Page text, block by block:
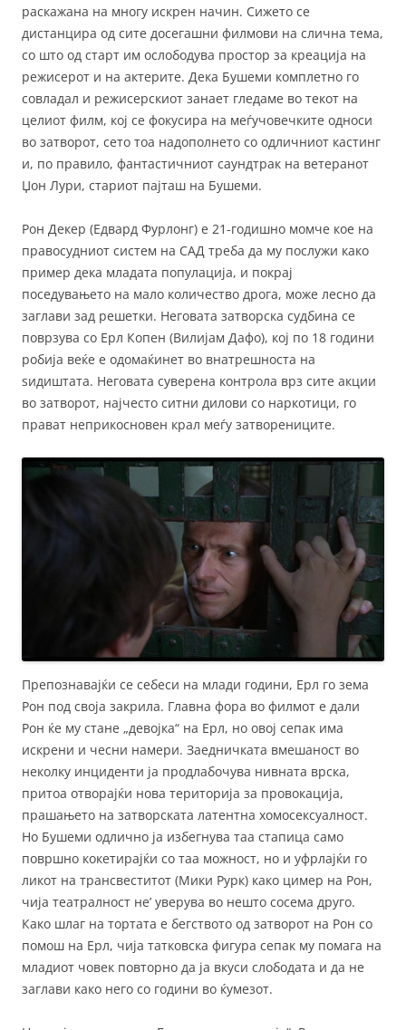
раскажана на многу искрен начин. Сижето се
дистанцира од сите досегашни филмови на слична тема,
со што од старт им ослободува простор за креација на
режисерот и на актерите. Дека Бушеми комплетно го
совладал и режисерскиот занает гледаме во текот на
целиот филм, кој се фокусира на меѓучовечките односи
во затворот, сето тоа надополнето со одличниот кастинг
и, по правило, фантастичниот саундтрак на ветеранот
Џон Лури, стариот пајташ на Бушеми.
Рон Декер (Едвард Фурлонг) е 21-годишно момче кое на
правосудниот систем на САД треба да му послужи како
пример дека младата популација, и покрај
поседувањето на мало количество дрога, може лесно да
заглави зад решетки. Неговата затворска судбина се
поврзува со Ерл Копен (Вилијам Дафо), кој по 18 години
робија веќе е одомаќинет во внатрешноста на
ѕидиштата. Неговата суверена контрола врз сите акции
во затворот, најчесто ситни дилови со наркотици, го
прават неприкосновен крал меѓу затворениците.
Препознавајќи се себеси на млади години, Ерл го зема
Рон под своја закрила. Главна фора во филмот е дали
Рон ќе му стане „девојка“ на Ерл, но овој сепак има
искрени и чесни намери. Заедничката вмешаност во
неколку инциденти ја продлабочува нивната врска,
притоа отворајќи нова територија за провокација,
прашањето на затворската латентна хомосексуалност.
Но Бушеми одлично ја избегнува таа стапица само
површно кокетирајќи со таа можност, но и уфрлајќи го
ликот на трансвеститот (Мики Рурк) како цимер на Рон,
чија театралност не’ уверува во нешто сосема друго.
Како шлаг на тортата е бегството од затворот на Рон со
помош на Ерл, чија татковска фигура сепак му помага на
младиот човек повторно да ја вкуси слободата и да не
заглави како него со години во ќумезот.